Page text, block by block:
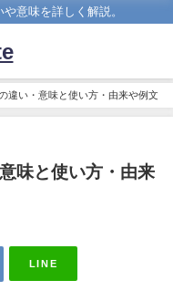
意味を詳しく解説。
違い・意味と使い方・由来や例文
味と使い方・由来
LINE